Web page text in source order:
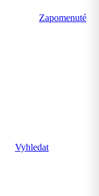
Zapomenuté
Vyhledat